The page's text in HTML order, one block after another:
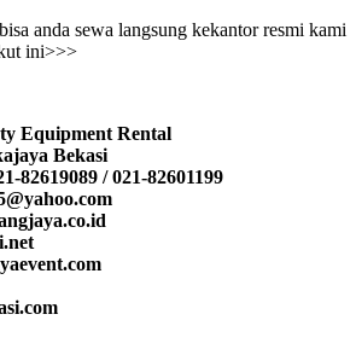
anda sewa langsung kekantor resmi kami
ini>>>
Equipment Rental
Bekasi
82619089 / 021-82601199